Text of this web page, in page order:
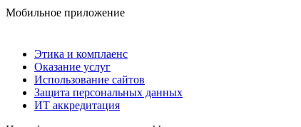
Мобильное приложение
Этика и комплаенс
Оказание услуг
Использование сайтов
Защита персональных данных
ИТ аккредитация